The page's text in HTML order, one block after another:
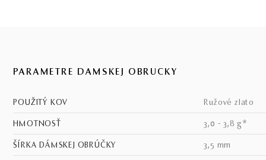
PARAMETRE DÁMSKEJ OBRÚČKY
POUŽITÝ KOV ružové zlato
HMOTNOSŤ 3,0 - 3,8 g*
ŠÍRKA DÁMSKEJ OBRÚČKY 3,5 mm